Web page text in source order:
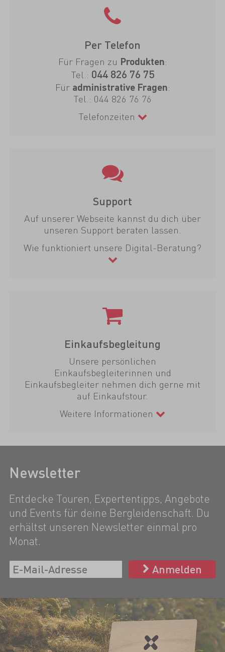
Per Telefon
Für Fragen zu Produkten:
Tel.: 044 826 76 75
Für administrative Fragen:
Tel.: 044 826 76 76
Telefonzeiten
Support
Auf unserer Webseite kannst du dich über
unseren Support beraten lassen.
Wie funktioniert unsere Digital-Beratung?
Einkaufsbegleitung
Unsere persönlichen
Einkaufsbegleiterinnen und
Einkaufsbegleiter nehmen dich gerne mit
auf Einkaufstour.
Weitere Informationen
Newsletter
Entdecke Touren, Expertentipps, Angebote
und Events für deine Bergleidenschaft. Du
erhältst unseren Newsletter einmal pro
Monat.
Anmelden